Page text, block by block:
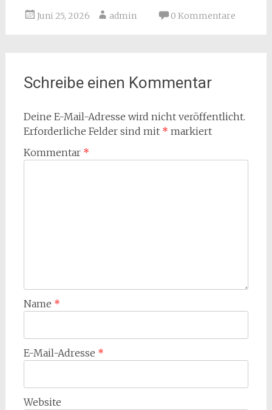
Juni 25, 2026 admin 0 Kommentare
Schreibe einen Kommentar
Deine E-Mail-Adresse wird nicht veröffentlicht.
Erforderliche Felder sind mit * markiert
Kommentar *
Name *
E-Mail-Adresse *
Website